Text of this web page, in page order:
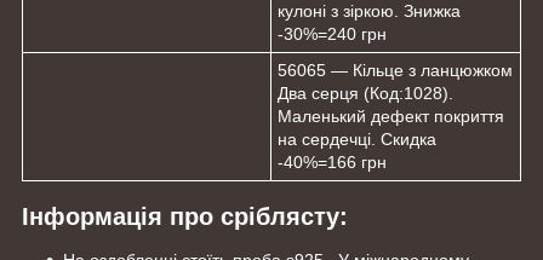
кулоні з зіркою. Знижка
-30%=240 грн
56065 — Кільце з ланцюжком
Два серця (Код:1028).
Маленький дефект покриття
на сердечці. Скидка
-40%=166 грн
Інформація про сріблясту: